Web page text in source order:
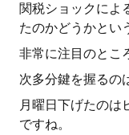
関税ショックによ
たのかどうかとい
非常に注目のとこ
次多分鍵を握るの
月曜日下げたのは
ですね。